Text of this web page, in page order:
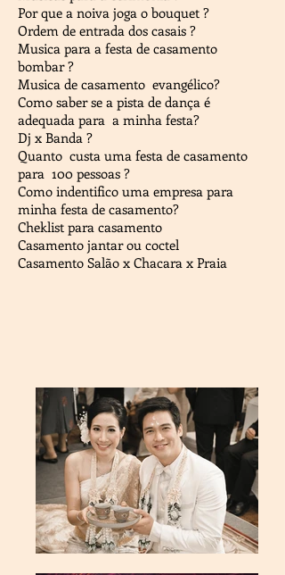
Por que a noiva joga o bouquet ?
Ordem de entrada dos casais ?
Musica para a festa de casamento
bombar ?
Musica de casamento evangélico?
Como saber se a pista de dança é
adequada para a minha festa?
Dj x Banda ?
Quanto custa uma festa de casamento
para 100 pessoas ?
Como indentifico uma empresa para
minha festa de casamento?
Cheklist para casamento
Casamento jantar ou coctel
Casamento Salão x Chacara x Praia